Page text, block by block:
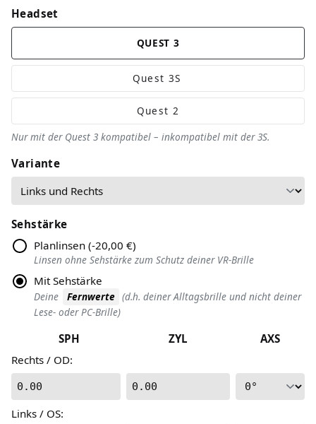
Headset
QUEST 3
Quest 3S
Quest 2
Nur mit der Quest 3 kompatibel – inkompatibel mit der 3S.
Variante
Sehstärke
Planlinsen (-20,00 €)
Linsen ohne Sehstärke zum Schutz deiner VR-Brille
Mit Sehstärke
Deine Fernwerte (d.h. deiner Alltagsbrille und nicht deiner
Lese- oder PC-Brille)
SPH ZYL
AXS
Rechts / OD:
0.00 0.00
Links / OS: